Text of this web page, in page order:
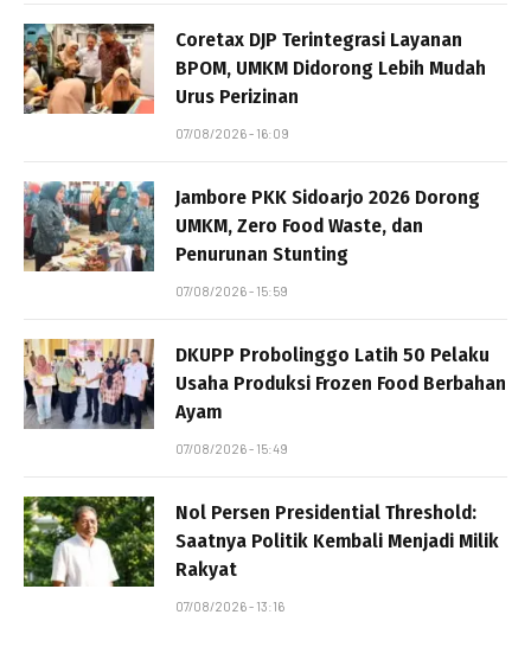
Coretax DJP Terintegrasi Layanan
BPOM, UMKM Didorong Lebih Mudah
Urus Perizinan
07/08/2026 - 16:09
Jambore PKK Sidoarjo 2026 Dorong
UMKM, Zero Food Waste, dan
Penurunan Stunting
07/08/2026 - 15:59
DKUPP Probolinggo Latih 50 Pelaku
Usaha Produksi Frozen Food Berbahan
Ayam
07/08/2026 - 15:49
Nol Persen Presidential Threshold:
Saatnya Politik Kembali Menjadi Milik
Rakyat
07/08/2026 - 13:16